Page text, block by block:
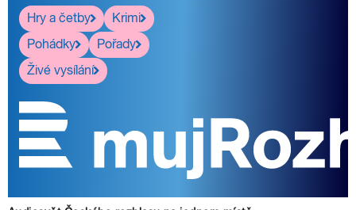
Hry a četby
Krimi
Pohádky
Pořady
Živé vysílání